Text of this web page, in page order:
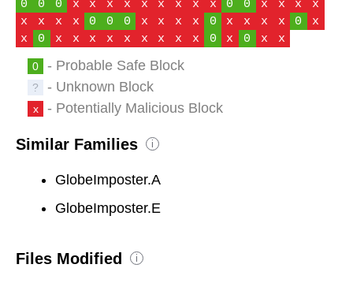
0 0 0 x x x x x x x x x 0 0 x x x
x
x
x x x 0 0 0 x x x x 0 x x x x 0
x
x
0 x x x x x x x x x 0 x 0 x x
0 - Probable Safe Block
? - Unknown Block
x - Potentially Malicious Block
Similar Families i
GlobeImposter.A
GlobeImposter.E
Files Modified i